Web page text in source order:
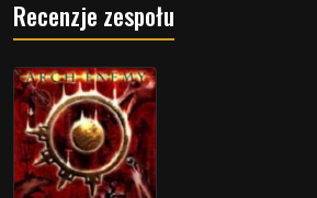
Recenzje zespołu